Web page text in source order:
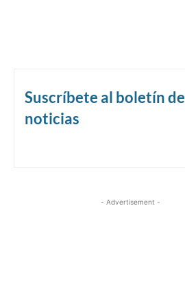
Suscríbete al boletín de
noticias
- Advertisement -